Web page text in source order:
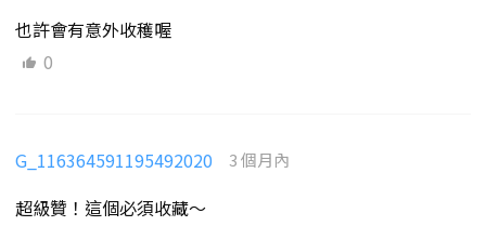
也許會有意外收穫喔
0
G_116364591195492020 3 個月內
超級贊！這個必須收藏～